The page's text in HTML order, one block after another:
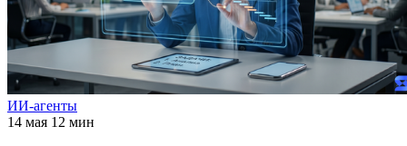
ИИ-агенты
14 мая 12 мин